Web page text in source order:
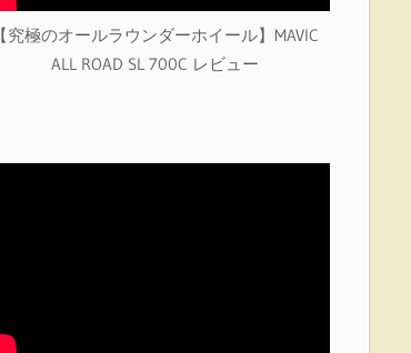
【究極のオールラウンダーホイール】MAVIC
ALL ROAD SL 700C レビュー